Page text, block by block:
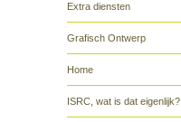
Extra diensten
Grafisch Ontwerp
Home
ISRC, wat is dat eigenlijk?